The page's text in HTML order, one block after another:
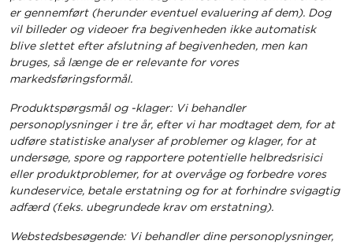
er gennemført (herunder eventuel evaluering af dem). Dog
vil billeder og videoer fra begivenheden ikke automatisk
blive slettet efter afslutning af begivenheden, men kan
bruges, så længe de er relevante for vores
markedsføringsformål.
Produktspørgsmål og -klager: Vi behandler
personoplysninger i tre år, efter vi har modtaget dem, for at
udføre statistiske analyser af problemer og klager, for at
undersøge, spore og rapportere potentielle helbredsrisici
eller produktproblemer, for at overvåge og forbedre vores
kundeservice, betale erstatning og for at forhindre svigagtig
adfærd (f.eks. ubegrundede krav om erstatning).
Webstedsbesøgende: Vi behandler dine personoplysninger,